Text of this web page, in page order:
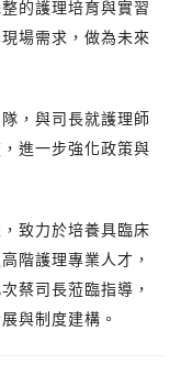
的護理培育與實習
場需求，做為未來
，與司長就護理師
進一步強化政策與
致力於培養具臨床
階護理專業人才，
蔡司長蒞臨指導，
與制度建構。